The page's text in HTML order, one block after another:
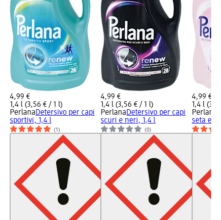
4,99 €
1,4 l (3,56 € / 1 l)
PerlanaDetersivo per capi
sportivi, 1,4 l
(1)
4,99 €
1,4 l (3,56 € / 1 l)
PerlanaDetersivo per capi
scuri e neri, 1,4 l
(0)
4,99 €
1,4 l
Perlana
seta e